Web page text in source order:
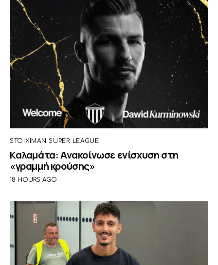
STOIXIMAN SUPER LEAGUE
Καλαμάτα: Ανακοίνωσε ενίσχυση στη
«γραμμή κρούσης»
18 HOURS AGO